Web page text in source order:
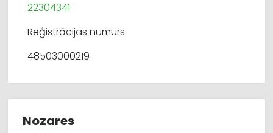
22304341
Reģistrācijas numurs
48503000219
Nozares